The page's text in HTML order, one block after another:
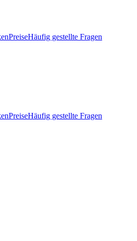
PreiseHäufig gestellte Fragen
PreiseHäufig gestellte Fragen